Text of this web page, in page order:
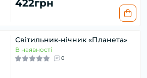
422грн
Світильник-нічник «Планета»
В наявності
0